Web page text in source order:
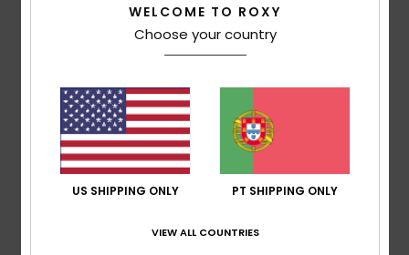
4.5
Tamanho
Muito pequenoDemasiado grande
Material
5.0
WELCOME TO ROXY
Choose your country
US SHIPPING ONLY PT SHIPPING ONLY
VIEW ALL COUNTRIES